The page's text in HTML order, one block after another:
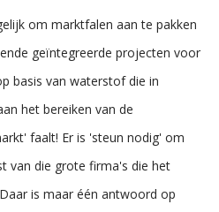
om marktfalen aan te pakken
geïntegreerde projecten voor
basis van waterstof die in
het bereiken van de
faalt! Er is 'steun nodig' om
van die grote firma's die het
is maar één antwoord op